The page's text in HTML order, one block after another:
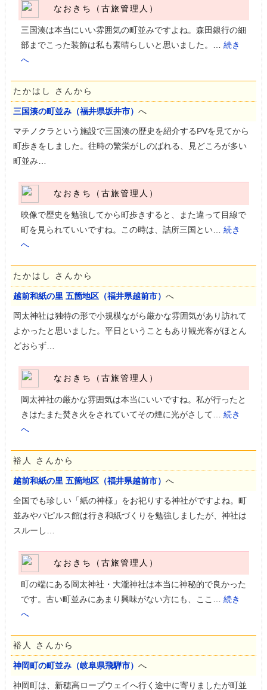
なおきち（古旅管理人）
三国湊は本当にいい雰囲気の町並みですよね。森田銀行の細
部までこった装飾は私も素晴らしいと思いました。… 続き
へ
たかはし さんから
三国湊の町並み（福井県坂井市） へ
マチノクラという施設で三国湊の歴史を紹介するPVを見てから
町歩きをしました。往時の繁栄がしのばれる、見どころが多い
町並み…
なおきち（古旅管理人）
映像で歴史を勉強してから町歩きすると、また違って目線で
町を見られていいですね。この時は、詰所三国とい… 続き
へ
たかはし さんから
越前和紙の里 五箇地区（福井県越前市） へ
岡太神社は独特の形で小規模ながら厳かな雰囲気があり訪れて
よかったと思いました。平日ということもあり観光客がほとん
どおらず…
なおきち（古旅管理人）
岡太神社の厳かな雰囲気は本当にいいですね。私が行ったと
きはたまた焚き火をされていてその煙に光がさして… 続き
へ
裕人 さんから
越前和紙の里 五箇地区（福井県越前市） へ
全国でも珍しい「紙の神様」をお祀りする神社がですよね。町
並みやパピルス館は行き和紙づくりを勉強しましたが、神社は
スルーし…
なおきち（古旅管理人）
町の端にある岡太神社・大瀧神社は本当に神秘的で良かった
です。古い町並みにあまり興味がない方にも、ここ… 続き
へ
裕人 さんから
神岡町の町並み（岐阜県飛騨市） へ
神岡町は、新穂高ロープウェイへ行く途中に寄りましたが町並